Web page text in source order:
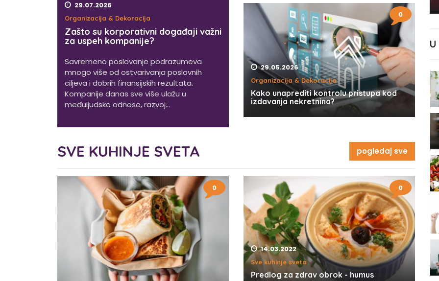
29.07.2026
Organizacija & Dekoracija
Zašto su korporativni događaji važni
za uspeh kompanije?
Savremeno poslovanje podrazumeva
mnogo više od ostvarivanja poslovnih
ciljeva i dobrih finansijskih rezultata.
Kompanije danas sve više ulažu u
međuljudske odnose, razvoj...
0
29.05.2026
Organizacija & Dekoracija
Kako unaprediti kontrolu pristupa kod
izdavanja nekretnina?
SVE KUHINJE SVETA pogledaj sve
0 0
14.03.2022
Sve kuhinje sveta
Predlog za zdrav obrok - humus
U